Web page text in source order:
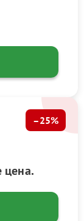
цена.
–25%